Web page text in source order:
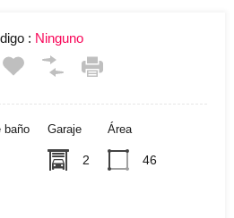
: Ninguno
baño Garaje
2
Área
46